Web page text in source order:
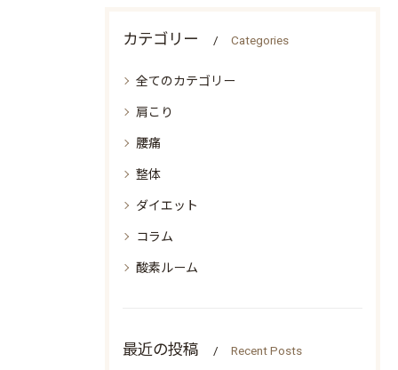
カテゴリー Categories
全てのカテゴリー
肩こり
腰痛
整体
ダイエット
コラム
酸素ルーム
最近の投稿 Recent Posts